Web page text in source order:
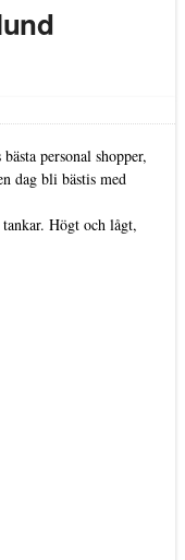
personal shopper,
dag bli bästis med
Högt och lågt,